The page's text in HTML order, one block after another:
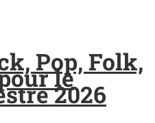
Pop, Folk,
le
2026